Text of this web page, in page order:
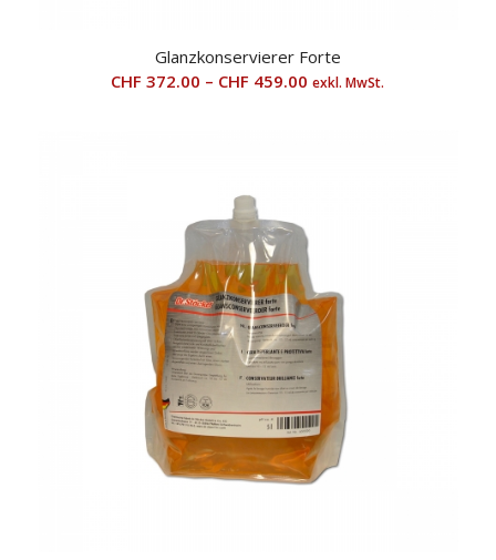
Glanzkonservierer Forte
CHF 372.00 – CHF 459.00 exkl. MwSt.